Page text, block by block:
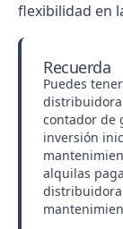
flexibilidad en
Recuerda
Puedes
distribuidora
contador de
inversión
alquilas
distribuidora